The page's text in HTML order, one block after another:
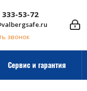
333-53-72
звонок
Сервис и гарантия